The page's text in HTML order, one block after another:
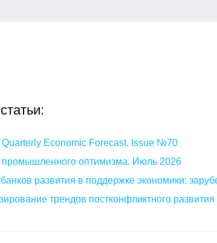
Quarterly Economic Forecast. Issue №70
промышленного оптимизма. Июль 2026
развития в поддержке экономики:
трендов постконфликтного развития